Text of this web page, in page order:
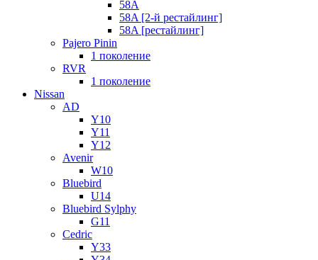
58A
58A [2-й рестайлинг]
58A [рестайлинг]
Pajero Pinin
1 поколение
RVR
1 поколение
Nissan
AD
Y10
Y11
Y12
Avenir
W10
Bluebird
U14
Bluebird Sylphy
G11
Cedric
Y33